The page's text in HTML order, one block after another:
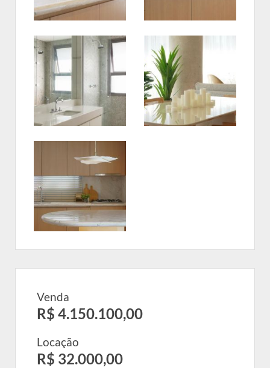
Venda
R$ 4.150.100,00
Locação
R$ 32.000,00